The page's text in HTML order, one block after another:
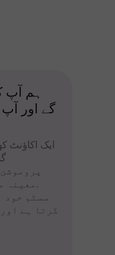
ہم آپ
گے اور
ایک اکاؤنٹ
معینہ مدت کے لیے درست ہے 31.08.2026.
سسٹم خود
کرتا ہے